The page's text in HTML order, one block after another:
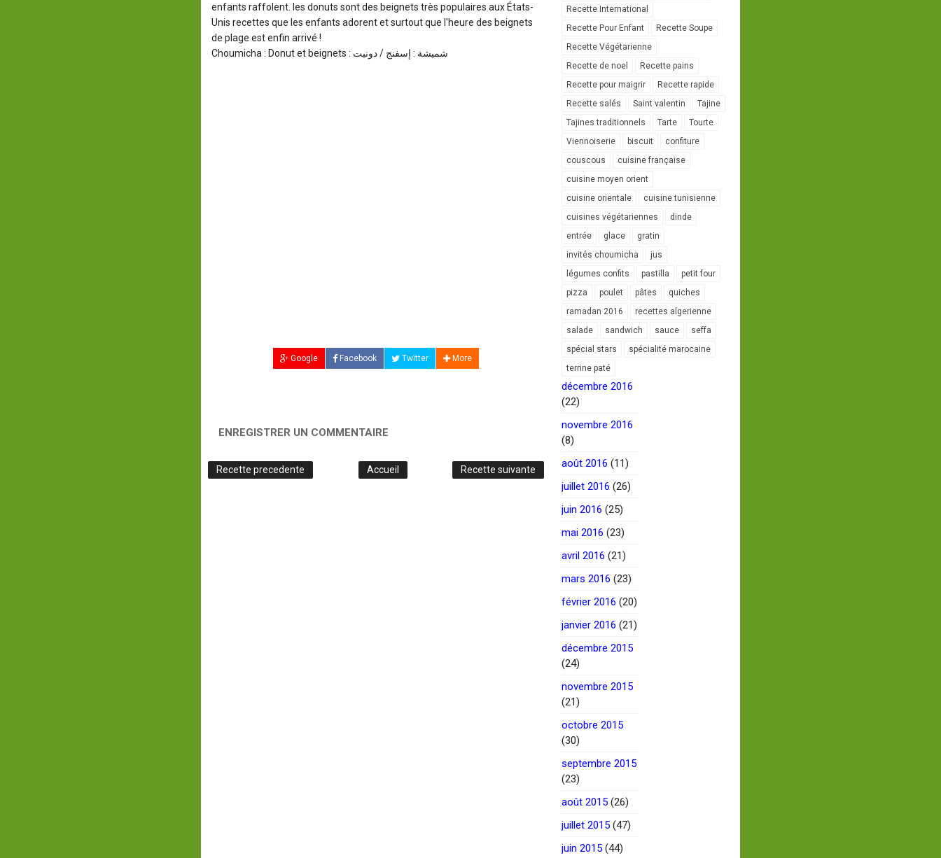
enfants raffolent. les donuts sont des beignets très populaires aux États-
Unis recettes que les enfants adorent et surtout que l'heure des beignets
de plage est enfin arrivé !
Choumicha : Donut et beignets : شميشة : إسفنج / دونيت
Google Facebook Twitter More
ENREGISTRER UN COMMENTAIRE
Recette precedente Recette suivante
Accueil
Recette International
Recette Pour Enfant
Recette Soupe
Recette Végétarienne
Recette de noel
Recette pains
Recette pour maigrir
Recette rapide
Recette salés
Saint valentin
Tajine
Tajines traditionnels
Tarte
Tourte
Viennoiserie
biscuit
confiture
couscous
cuisine française
cuisine moyen orient
cuisine orientale
cuisine tunisienne
cuisines végétariennes
dinde
entrée
glace
gratin
invités choumicha
jus
légumes confits
pastilla
petit four
pizza
poulet pâtes
quiches
ramadan 2016
recettes algerienne
salade
sandwich sauce
seffa
spécial stars
spécialité marocaine
terrine paté
décembre 2016
(22)
novembre 2016
(8)
août 2016 (11)
juillet 2016 (26)
juin 2016 (25)
mai 2016 (23)
avril 2016 (21)
mars 2016 (23)
février 2016 (20)
janvier 2016 (21)
décembre 2015
(24)
novembre 2015
(21)
octobre 2015
(30)
septembre 2015
(23)
août 2015 (26)
juillet 2015 (47)
juin 2015 (44)